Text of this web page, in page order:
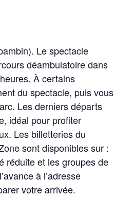
Le spectacle
déambulatoire dans
À certains
du spectacle, puis vous
Les derniers départs
idéal pour profiter
Les billetteries du
sont disponibles sur :
réduite et les groupes de
à l’adresse
votre arrivée.